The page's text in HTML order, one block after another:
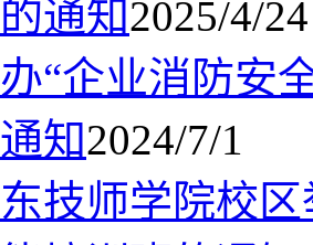
通知2025/4/24
“企业消防安
知2024/7/1
技师学院校